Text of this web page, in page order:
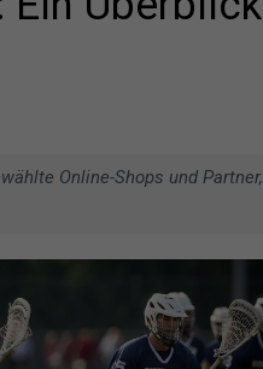
Online-Shops und Partner,